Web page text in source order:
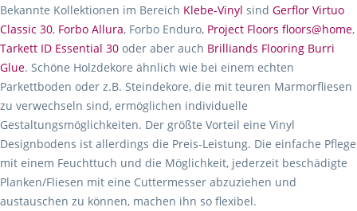
Bekannte Kollektionen im Bereich Klebe-Vinyl sind Gerflor Virtuo
Classic 30, Forbo Allura, Forbo Enduro, Project Floors floors@home,
Tarkett ID Essential 30 oder aber auch Brilliands Flooring Burri
Glue. Schöne Holzdekore ähnlich wie bei einem echten
Parkettboden oder z.B. Steindekore, die mit teuren Marmorfliesen
zu verwechseln sind, ermöglichen individuelle
Gestaltungsmöglichkeiten. Der größte Vorteil eine Vinyl
Designbodens ist allerdings die Preis-Leistung. Die einfache Pflege
mit einem Feuchttuch und die Möglichkeit, jederzeit beschädigte
Planken/Fliesen mit eine Cuttermesser abzuziehen und
austauschen zu können, machen ihn so flexibel.